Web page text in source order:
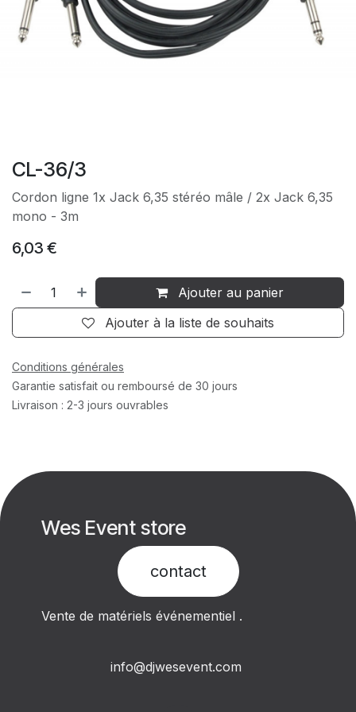
CL-36/3
Cordon ligne 1x Jack 6,35 stéréo mâle / 2x Jack 6,35
mono - 3m
6,03 €
Ajouter au panier
Ajouter à la liste de souhaits
Conditions générales
Garantie satisfait ou remboursé de 30 jours
Livraison : 2-3 jours ouvrables
Wes Event store
contact​
Vente de matériels événementiel .
info@djwesevent.com